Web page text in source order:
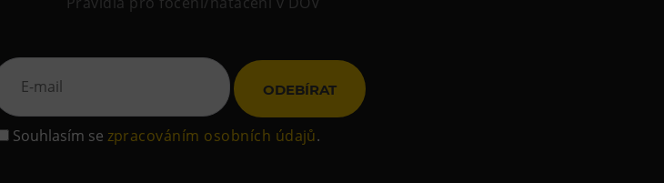
ODEBÍRAT
Souhlasím se zpracováním osobních údajů.